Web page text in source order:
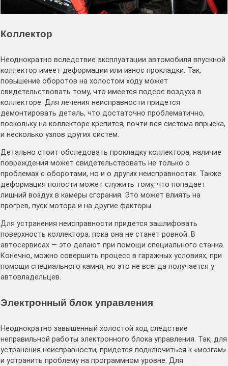
Коллектор
Неоднократно вследствие эксплуатации автомобиля впускной
коллектор имеет деформации или износ прокладки. Так,
повышение оборотов на холостом ходу может
свидетельствовать тому, что имеется подсос воздуха в
коллекторе. Для лечения неисправности придется
демонтировать деталь, что достаточно проблематично,
поскольку на коллекторе крепится, почти вся система впрыска,
и несколько узлов других систем.
Детально стоит обследовать прокладку коллектора, наличие
повреждения может свидетельствовать не только о
проблемах с оборотами, но и о других неисправностях. Также
деформация полости может служить тому, что попадает
лишний воздух в камеры сгорания. Это может влиять на
прогрев, пуск мотора и на другие факторы.
Для устранения неисправности придется зашлифовать
поверхность коллектора, пока она не станет ровной. В
автосервисах — это делают при помощи специального станка.
Конечно, можно совершить процесс в гаражных условиях, при
помощи специального камня, но это не всегда получается у
автовладельцев.
Электронный блок управления
Неоднократно завышенный холостой ход следствие
неправильной работы электронного блока управления. Так, для
устранения неисправности, придется подключиться к «мозгам»
и устранить проблему на программном уровне. Для